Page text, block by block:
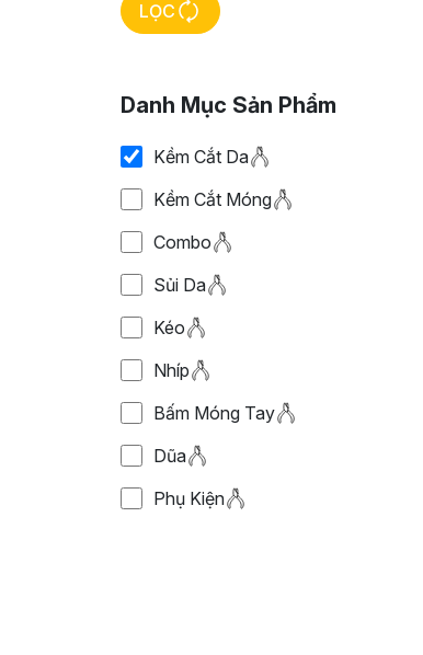
LỌC
Danh Mục Sản Phẩm
Kềm Cắt Da
Kềm Cắt Móng
Combo
Sủi Da
Kéo
Nhíp
Bấm Móng Tay
Dũa
Phụ Kiện